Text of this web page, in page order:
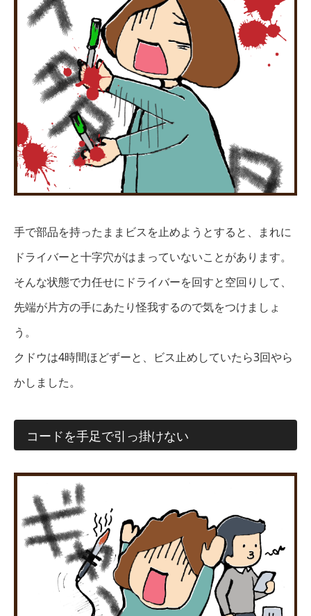
手で部品を持ったままビスを止めようとすると、まれに
ドライバーと十字穴がはまっていないことがあります。
そんな状態で力任せにドライバーを回すと空回りして、
先端が片方の手にあたり怪我するので気をつけましょ
う。
クドウは4時間ほどずーと、ビス止めしていたら3回やら
かしました。
コードを手足で引っ掛けない